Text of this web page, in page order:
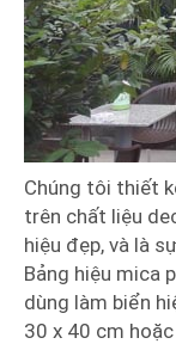
Chúng tôi thiết
trên chất liệu
hiệu đẹp, và là
Bảng hiệu mica
dùng làm biển
30 x 40 cm